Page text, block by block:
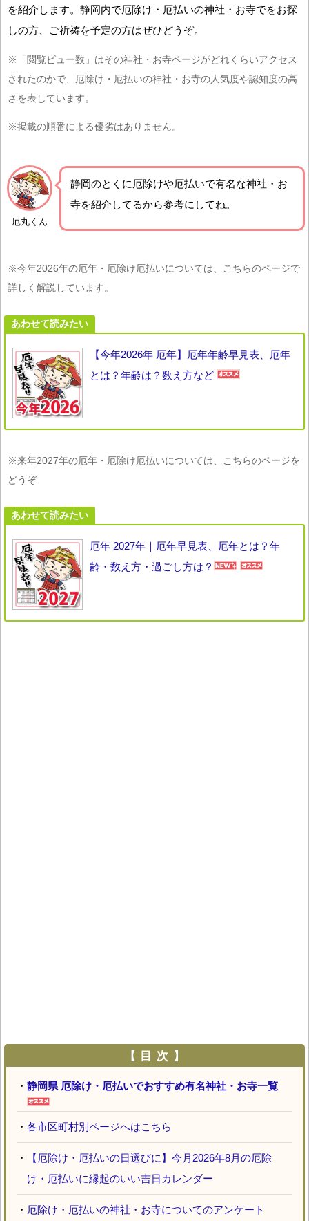
を紹介します。静岡内で厄除け・厄払いの神社・お寺でをお探
しの方、ご祈祷を予定の方はぜひどうぞ。
※「閲覧ビュー数」はその神社・お寺ページがどれくらいアクセス
されたのかで、厄除け・厄払いの神社・お寺の人気度や認知度の高
さを表しています。
※掲載の順番による優劣はありません。
厄丸くん
静岡のとくに厄除けや厄払いで有名な神社・お
寺を紹介 してるから参考にしてね。
※今年2026年の厄年・厄除け厄払いについては、こちらのページで
詳しく解説しています。
あわせて読みたい
【今年2026年 厄年】厄年年齢早見表、厄年
とは？年齢は？数え方など
※来年2027年の厄年・厄除け厄払いについては、こちらのページを
どうぞ
あわせて読みたい
厄年 2027年｜厄年早見表、厄年とは？年
齢・数え方・過ごし方は？
【 目 次 】
・ 静岡県 厄除け・厄払いでおすすめ有名神社・お寺一覧
・ 各市区町村別ページへはこちら
・
【厄除け・厄払いの日選びに】今月2026年8月の厄除
け・厄払いに縁起のいい吉日カレンダー
・ 厄除け・厄払いの神社・お寺についてのアンケート